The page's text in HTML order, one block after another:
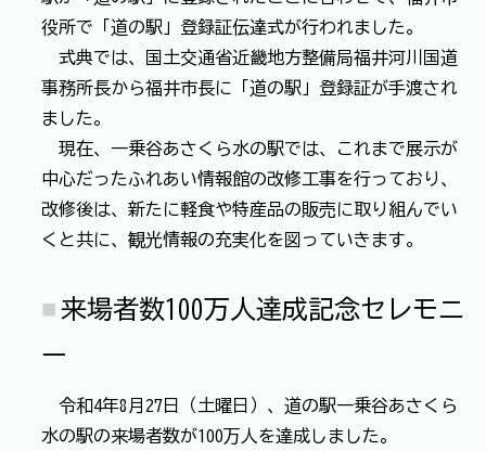
役所で「道の駅」登録証伝達式が行われました。
式典では、国土交通省近畿地方整備局福井河川国道
事務所長から福井市長に「道の駅」登録証が手渡され
ました。
現在、一乗谷あさくら水の駅では、これまで展示が
中心だったふれあい情報館の改修工事を行っており、
改修後は、新たに軽食や特産品の販売に取り組んでい
くと共に、観光情報の充実化を図っていきます。
来場者数100万人達成記念セレモニ
ー
令和4年8月27日（土曜日）、道の駅一乗谷あさくら
水の駅の来場者数が100万人を達成しました。